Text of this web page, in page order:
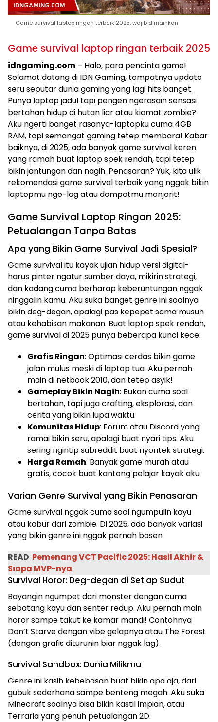
Game survival laptop ringan terbaik 2025, wajib dimainkan
Game survival laptop ringan terbaik 2025
idngaming.com – Halo, para pencinta game!
Selamat datang di IDN Gaming, tempatnya update
seru seputar dunia gaming yang lagi hits banget.
Punya laptop jadul tapi pengen ngerasain sensasi
bertahan hidup di hutan liar atau kiamat zombie?
Aku ngerti banget rasanya-laptopku cuma 4GB
RAM, tapi semangat gaming tetep membara! Kabar
baiknya, di 2025, ada banyak game survival keren
yang ramah buat laptop spek rendah, tapi tetep
bikin jantungan dan nagih. Penasaran? Yuk, kita ulik
rekomendasi game survival terbaik yang nggak bikin
laptopmu nge-lag atau dompetmu menjerit!
Game Survival Laptop Ringan 2025:
Petualangan Tanpa Batas
Apa yang Bikin Game Survival Jadi Spesial?
Game survival itu kayak ujian hidup versi digital-
harus pinter ngatur sumber daya, mikirin strategi,
dan kadang cuma berharap keberuntungan nggak
ninggalin kamu. Aku suka banget genre ini soalnya
bikin deg-degan, apalagi pas kepepet sama musuh
atau kehabisan makanan. Buat laptop spek rendah,
game survival di 2025 punya beberapa kunci kece:
Grafis Ringan: Optimasi cerdas bikin game
jalan mulus meski di laptop tua. Aku pernah
main di netbook 2010, dan tetep asyik!
Gameplay Bikin Nagih: Bukan cuma soal
bertahan, tapi juga crafting, eksplorasi, dan
cerita yang bikin lupa waktu.
Komunitas Hidup: Forum atau Discord yang
ramai bikin seru, apalagi buat nyari tips. Aku
sering ngintip subreddit buat nyontek strategi.
Harga Ramah: Banyak game murah atau
gratis, cocok buat kantong pelajar kayak aku.
Varian Genre Survival yang Bikin Penasaran
Game survival nggak cuma soal ngumpulin kayu
atau kabur dari zombie. Di 2025, ada banyak variasi
yang bikin genre ini nggak pernah bosen:
READ Pemenang VCT Pacific 2025: Hasil Akhir &
Siapa MVP-nya
Survival Horor: Deg-degan di Setiap Sudut
Bayangin ngumpet dari monster dengan cuma
sebatang kayu dan senter redup. Aku pernah main
horor sampe takut ke kamar mandi! Contohnya
Don’t Starve dengan vibe gelapnya atau The Forest
(dengan grafis diturunin biar nggak lag).
Survival Sandbox: Dunia Milikmu
Genre ini kasih kebebasan buat bikin apa aja, dari
gubuk sederhana sampe benteng megah. Aku suka
Minecraft soalnya bisa bikin kastil impian, atau
Terraria yang penuh petualangan 2D.